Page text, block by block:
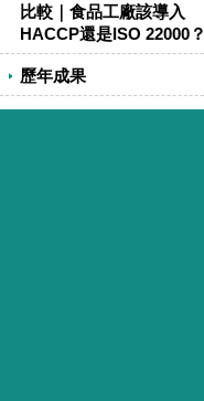
比較｜食品工廠該導入
HACCP還是ISO 22000？
歷年成果